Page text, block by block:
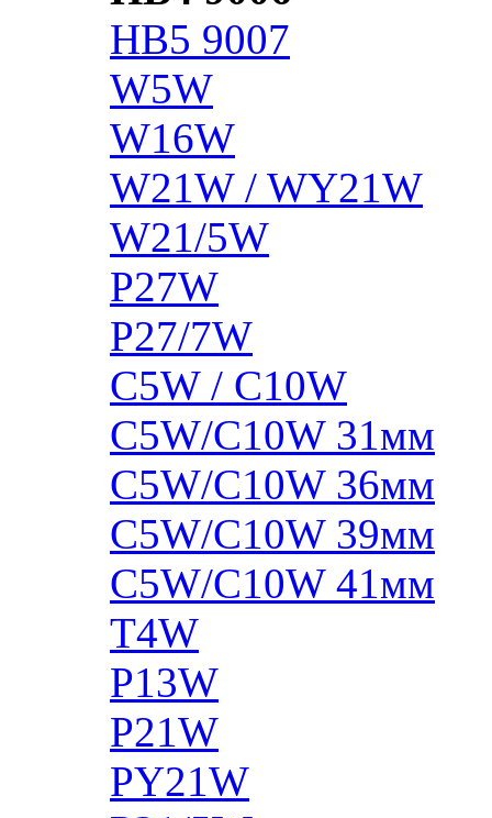
HB5 9007
W5W
W16W
W21W / WY21W
W21/5W
P27W
P27/7W
C5W / C10W
C5W/C10W 31мм
C5W/C10W 36мм
C5W/C10W 39мм
C5W/C10W 41мм
T4W
P13W
P21W
PY21W